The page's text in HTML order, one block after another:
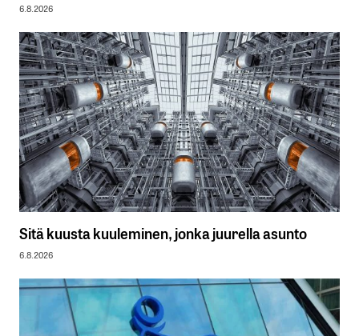
6.8.2026
Sitä kuusta kuuleminen, jonka juurella asunto
6.8.2026